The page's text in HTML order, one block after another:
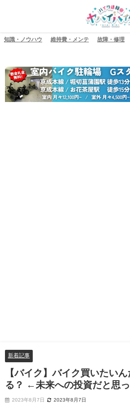
知識・ノウハウ 維持費・メンテ 故障・修理
新着記事
【バイク】バイク買いたい
る？ ←未来への投資だと思っ
2023年8月7日 2023年8月7日